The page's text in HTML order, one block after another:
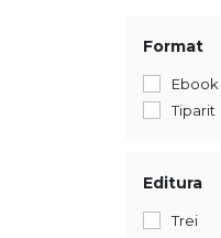
Format
Ebook
Tiparit
Editura
Trei